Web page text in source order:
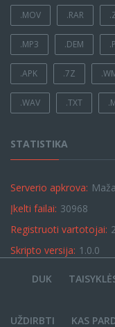
.MOV .RAR
.MP3 .DEM
.APK .7Z
.WAV .TXT
STATISTIKA
Serverio apkrova:
Įkelti failai: 30968
Registruoti vartotojai:
Skripto versija: 1.0.0
DUK
UŽDIRBTI KAS